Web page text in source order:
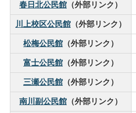
春日北公民館 （外部リンク）
川上校区公民館 （外部リンク）
松梅公民館 （外部リンク）
富士公民館 （外部リンク）
三瀬公民館 （外部リンク）
南川副公民館 （外部リンク）